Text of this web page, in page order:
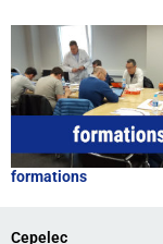
formations
Cepelec